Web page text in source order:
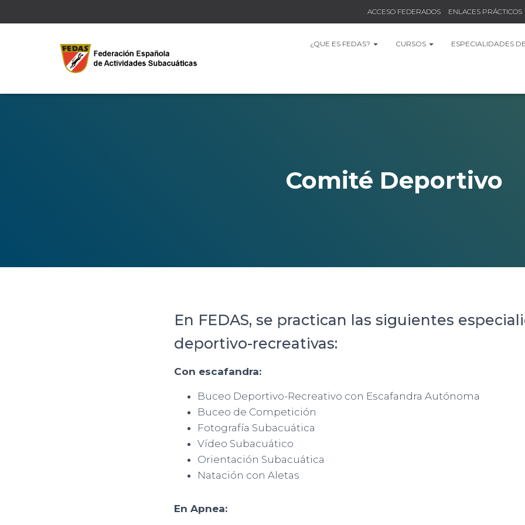
ACCESO FEDERADOS ENLACES PRÁCTICOS
¿QUE ES FEDAS? CURSOS ESPECIALIDADES
Comité Deportivo
En FEDAS, se practican las siguientes
deportivo-recreativas:
Con escafandra:
Buceo Deportivo-Recreativo con Escafandra Autónoma
Buceo de Competición
Fotografía Subacuática
Vídeo Subacuático
Orientación Subacuática
Natación con Aletas
En Apnea: